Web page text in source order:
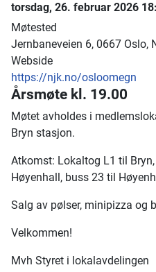
torsdag, 26. februar 2026
Møtested
Jernbaneveien 6, 0667 Oslo,
Webside
https://njk.no/osloomegn
Årsmøte kl. 19.00
Møtet avholdes i
Bryn stasjon.
Atkomst: Lokaltog L1 til
Høyenhall, buss 23 til
Salg av pølser, minipizza og
Velkommen!
Mvh Styret i lokalavdelingen